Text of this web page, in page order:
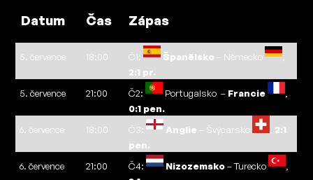
Datum Čas Zápas
5. července 18:00 Č1: Španělsko – Německo
2:1 pr.
5. července
21:00 Č2: Portugalsko – Francie
0:1 pen.
6. července
18:00 Č3: Anglie – Švýcarsko
2:1
pen.
6. července
21:00 Č4: Nizozemsko– Turecko